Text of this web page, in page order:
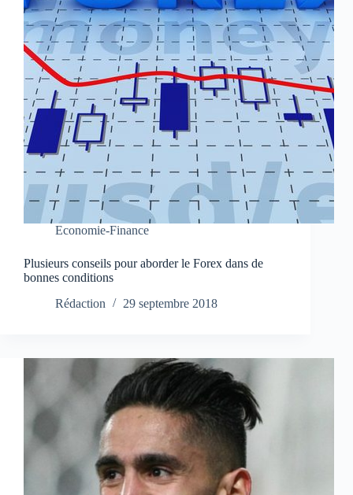
Economie-Finance
Plusieurs conseils pour aborder le Forex dans de
bonnes conditions
Rédaction
29 septembre 2018